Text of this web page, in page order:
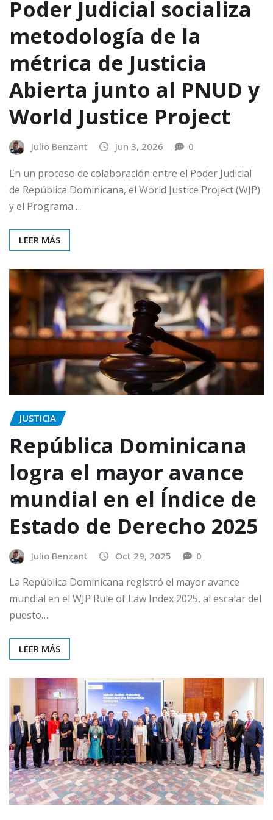
Poder Judicial socializa
metodología de la
métrica de Justicia
Abierta junto al PNUD y
World Justice Project
Julio Benzant Jun 3, 2026 0
En un proceso de colaboración entre el Poder Judicial
de República Dominicana, el World Justice Project (WJP)
y el Programa…
LEER MÁS
JUSTICIA
República Dominicana
logra el mayor avance
mundial en el Índice de
Estado de Derecho 2025
Julio Benzant Oct 29, 2025 0
La República Dominicana registró el mayor avance
mundial en el WJP Rule of Law Index 2025, al escalar del
puesto…
LEER MÁS